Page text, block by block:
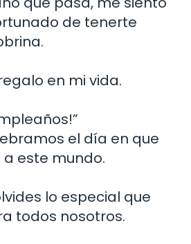
de tenerte
en mi vida.
el día en que
este mundo.
lo especial que
todos nosotros.